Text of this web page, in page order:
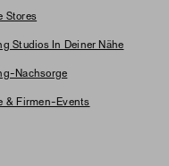
Stores
Studios In Deiner Nähe
Nachsorge
& Firmen-Events